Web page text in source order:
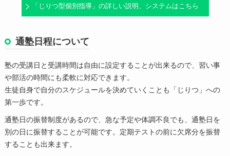
「じりつ型個別指導」の詳しい説明、システムはこちら
通塾日程について
塾の受講日と受講時間は自由に設定することが出来るので、習い事
や部活の時間にも柔軟に対応できます。
生徒自身で自分のスケジュールを決めていくことも「じりつ」への
第一歩です。
通塾日の振替制度があるので、急な予定や体調不良でも、通塾日を
別の日に振替することが可能です。定期テストの前に欠席分を振替
することも出来ます。